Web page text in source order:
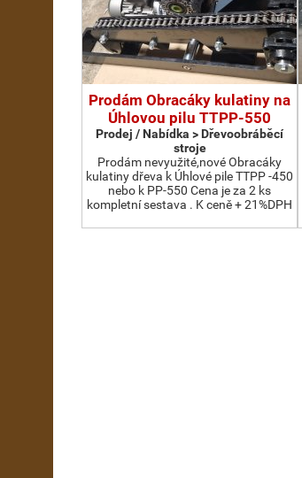
Prodám Obracáky kulatiny na
Úhlovou pilu TTPP-550
Prodej / Nabídka > Dřevoobráběcí
stroje
Prodám nevyužité,nové Obracáky
kulatiny dřeva k Úhlové pile TTPP -450
nebo k PP-550 Cena je za 2 ks
kompletní sestava . K ceně + 21%DPH